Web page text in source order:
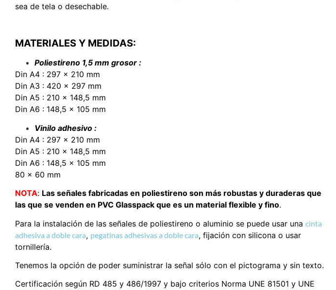
sea de tela o desechable.
MATERIALES Y MEDIDAS:
Poliestireno 1,5 mm grosor :
Din A4 : 297 x 210 mm
Din A3 : 420 x 297 mm
Din A5 : 210 x 148,5 mm
Din A6 : 148,5 x 105 mm
Vinilo adhesivo :
Din A4 : 297 x 210 mm
Din A5 : 210 x 148,5 mm
Din A6 : 148,5 x 105 mm
80 x 60 mm
NOTA: Las señales fabricadas en poliestireno son más robustas y duraderas que
las que se venden en PVC Glasspack que es un material flexible y fino.
Para la instalación de las señales de poliestireno o aluminio se puede usar una cinta
adhesiva a doble cara, pegatinas adhesivas a doble cara, fijación con silicona o usar
tornillería.
Tenemos la opción de poder suministrar la señal sólo con el pictograma y sin texto.
Certificación según RD 485 y 486/1997 y bajo criterios Norma UNE 81501 y UNE